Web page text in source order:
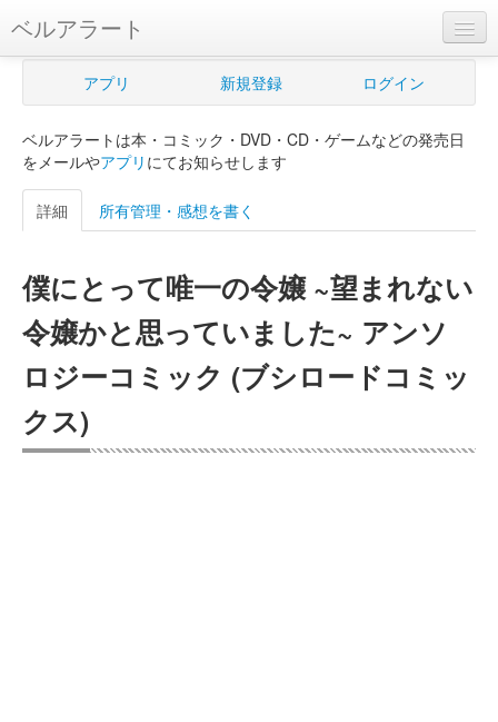
ベルアラート
ベルアラートとは
新規登録
ログイン
購入管理
Myシェルフ
プレミアム
アプリ 新規登録 ログイン
ベルアラートは本・コミック・DVD・CD・ゲームなどの発売日
をメールやアプリ にてお知らせします
詳細 所有管理・感想を書く
僕にとって唯一の令嬢 ~望まれない
令嬢かと思っていました~ アンソ
ロジーコミック (ブシロードコミッ
クス)